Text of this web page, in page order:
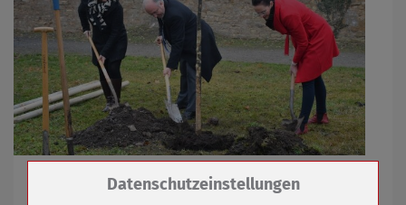
Drei der zehn gespendeten Bäume sind bereits
Zum Betrieb der Seite notwendige Cookies /
Datenschutzeinstellungen